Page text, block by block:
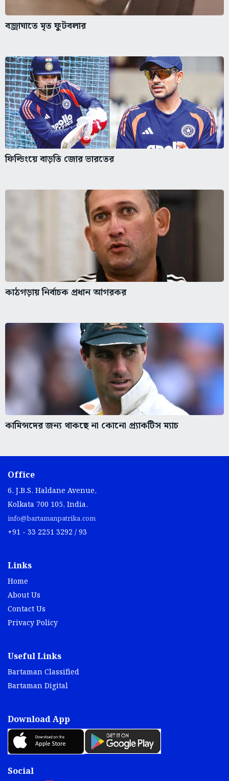
বজ্রাঘাতে মৃত ফুটবলার
ফিল্ডিংয়ে বাড়তি জোর ভারতের
কাঠগড়ায় নির্বাচক প্রধান আগরকর
কামিন্সদের জন্য থাকছে না কোনো প্র্যাকটিস ম্যাচ
Office
6, J.B.S. Haldane Avenue,
Kolkata 700 105, India.
info@bartamanpatrika.com
+91 - 33 2251 3292 / 93
Links
Home
About Us
Contact Us
Privacy Policy
Useful Links
Bartaman Classified
Bartaman Digital
Download App
Social